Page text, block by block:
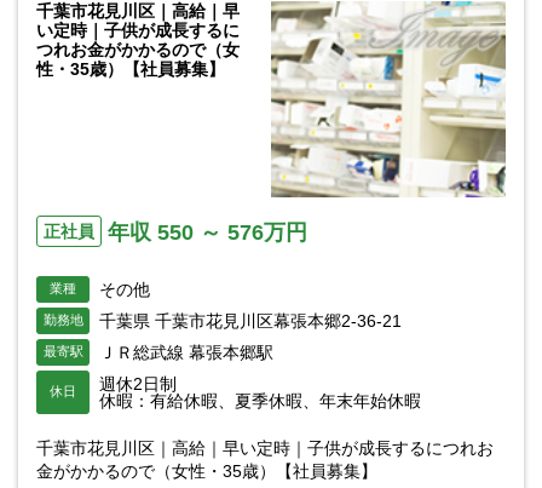
千葉市花見川区｜高給｜早
い定時｜子供が成長するに
つれお金がかかるので（女
性・35歳）【社員募集】
正社員 年収 550 ～ 576万円
業種 その他
勤務地 千葉県 千葉市花見川区幕張本郷2-36-21
最寄駅 ＪＲ総武線 幕張本郷駅
休日
週休2日制
休暇：有給休暇、夏季休暇、年末年始休暇
千葉市花見川区｜高給｜早い定時｜子供が成長するにつれお
金がかかるので（女性・35歳）【社員募集】